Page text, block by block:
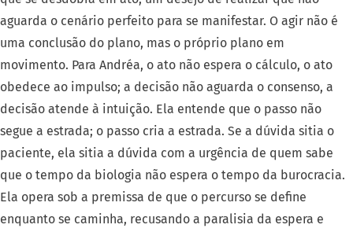
aguarda o cenário perfeito para se manifestar. O agir não é
uma conclusão do plano, mas o próprio plano em
movimento. Para Andréa, o ato não espera o cálculo, o ato
obedece ao impulso; a decisão não aguarda o consenso, a
decisão atende à intuição. Ela entende que o passo não
segue a estrada; o passo cria a estrada. Se a dúvida sitia o
paciente, ela sitia a dúvida com a urgência de quem sabe
que o tempo da biologia não espera o tempo da burocracia.
Ela opera sob a premissa de que o percurso se define
enquanto se caminha, recusando a paralisia da espera e